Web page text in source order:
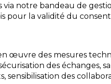
via notre bandeau de
pour la validité du
œuvre des mesures
des échanges,
sensibilisation des